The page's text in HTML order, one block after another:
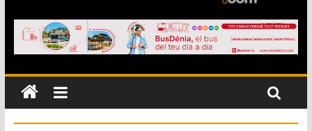
El bando moro protagonista en la Segunda Entraeta Festera